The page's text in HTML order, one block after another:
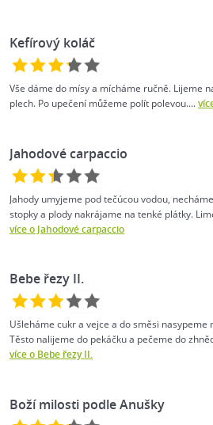
Kefírový koláč
Vše dáme do mísy a mícháme ručně. Lijeme
plech. Po upečení můžeme polít polevou....
Jahodové carpaccio
Jahody umyjeme pod tečúcou vodou,
stopky a plody nakrájame na tenké plátky.
více o Jahodové carpaccio
Bebe řezy II.
Ušleháme cukr a vejce a do směsi nasypeme
Těsto nalijeme do pekáčku a pečeme do
více o Bebe řezy II.
Boží milosti podle Anušky